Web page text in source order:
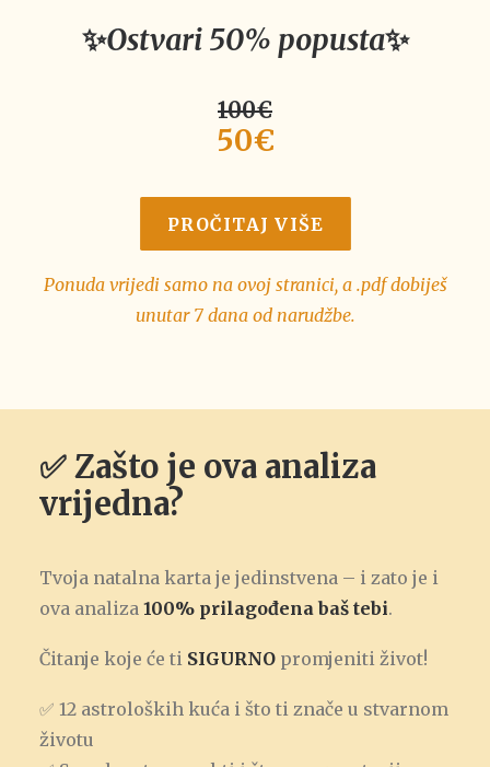
✨Ostvari 50% popusta✨
100€
50€
PROČITAJ VIŠE
Ponuda vrijedi samo na ovoj stranici, a .pdf dobiješ
unutar 7 dana od narudžbe.
✅ Zašto je ova analiza
vrijedna?
Tvoja natalna karta je jedinstvena – i zato je i
ova analiza 100% prilagođena baš tebi.
Čitanje koje će ti SIGURNO promjeniti život!
✅ 12 astroloških kuća i što ti znače u stvarnom
životu